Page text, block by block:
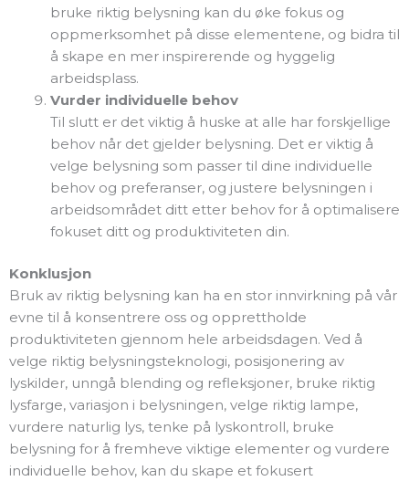
bruke riktig belysning kan du øke fokus og
oppmerksomhet på disse elementene, og bidra til
å skape en mer inspirerende og hyggelig
arbeidsplass.
Vurder individuelle behov
Til slutt er det viktig å huske at alle har forskjellige
behov når det gjelder belysning. Det er viktig å
velge belysning som passer til dine individuelle
behov og preferanser, og justere belysningen i
arbeidsområdet ditt etter behov for å optimalisere
fokuset ditt og produktiviteten din.
Konklusjon
Bruk av riktig belysning kan ha en stor innvirkning på vår
evne til å konsentrere oss og opprettholde
produktiviteten gjennom hele arbeidsdagen. Ved å
velge riktig belysningsteknologi, posisjonering av
lyskilder, unngå blending og refleksjoner, bruke riktig
lysfarge, variasjon i belysningen, velge riktig lampe,
vurdere naturlig lys, tenke på lyskontroll, bruke
belysning for å fremheve viktige elementer og vurdere
individuelle behov, kan du skape et fokusert